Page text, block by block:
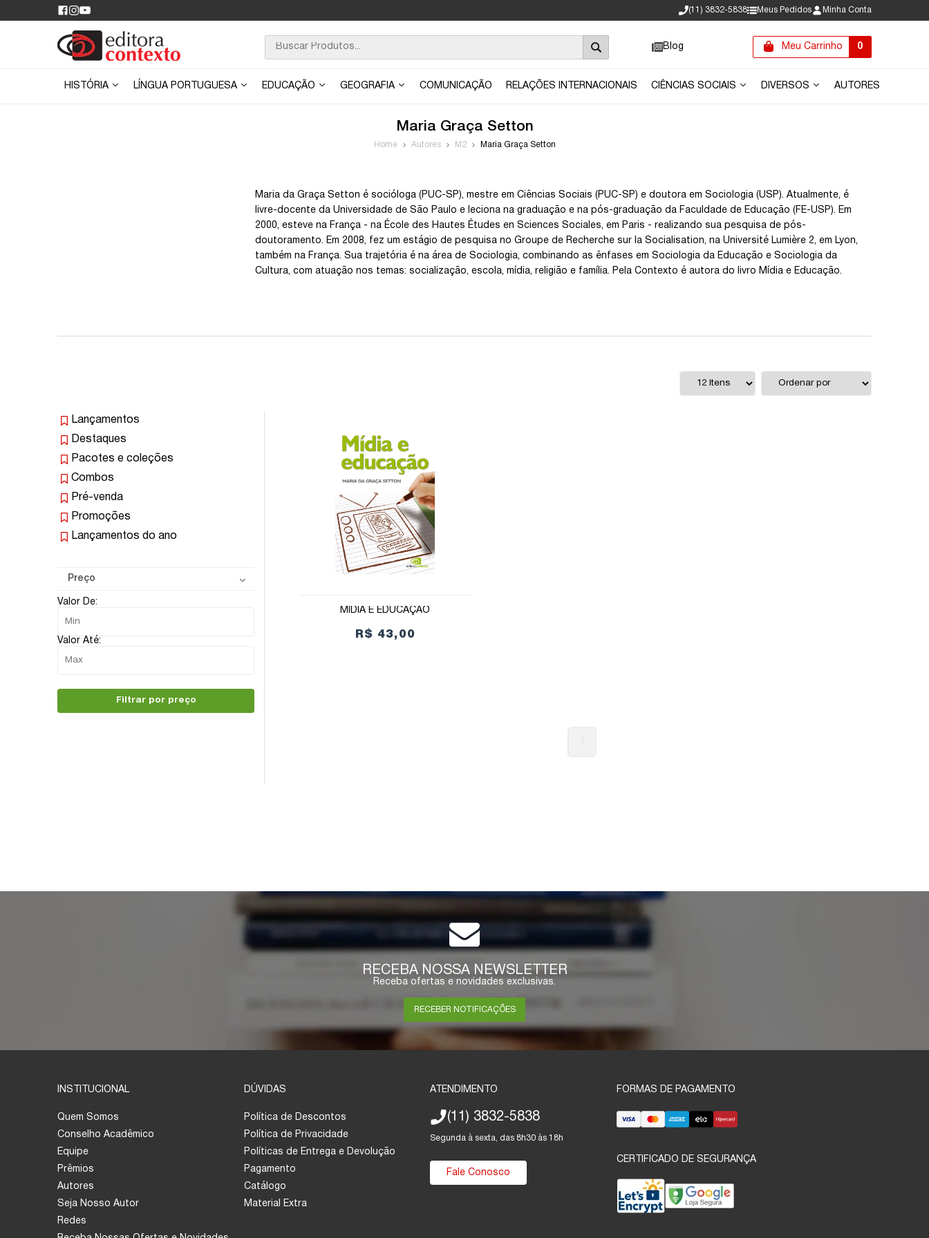
(11) 3832-5838 Meus Pedidos Minha Conta
Blog Meu Carrinho 0
HISTÓRIA LÍNGUA PORTUGUESA EDUCAÇÃO GEOGRAFIA COMUNICAÇÃO RELAÇÕES INTERNACIONAIS CIÊNCIAS SOCIAIS DIVERSOS AUTORES
Maria Graça Setton
Home Autores M2 Maria Graça Setton
Maria da Graça Setton é socióloga (PUC-SP), mestre em Ciências Sociais (PUC-SP) e doutora em Sociologia (USP). Atualmente, é
livre-docente da Universidade de São Paulo e leciona na graduação e na pós-graduação da Faculdade de Educação (FE-USP). Em
2000, esteve na França - na École des Hautes Études en Sciences Sociales, em Paris - realizando sua pesquisa de pós-
doutoramento. Em 2008, fez um estágio de pesquisa no Groupe de Recherche sur la Socialisation, na Université Lumière 2, em Lyon,
também na França. Sua trajetória é na área de Sociologia, combinando as ênfases em Sociologia da Educação e Sociologia da
Cultura, com atuação nos temas: socialização, escola, mídia, religião e família. Pela Contexto é autora do livro Mídia e Educação.
Lançamentos
Destaques
Pacotes e coleções
Combos
Pré-venda
Promoções
Lançamentos do ano
Preço
Valor De:
Valor Até:
Filtrar por preço
MÍDIA E EDUCAÇÃO
R$ 43,00
RECEBA NOSSA NEWSLETTER
Receba ofertas e novidades exclusivas.
RECEBER NOTIFICAÇÕES
INSTITUCIONAL
Quem Somos
Conselho Acadêmico
Equipe
Prêmios
Autores
Seja Nosso Autor
Redes
DÚVIDAS
Política de Descontos
Política de Privacidade
Políticas de Entrega e Devolução
Pagamento
Catálogo
Material Extra
ATENDIMENTO
(11) 3832-5838
Segunda à sexta, das 8h30 às 18h
Fale Conosco
FORMAS DE PAGAMENTO
CERTIFICADO DE SEGURANÇA